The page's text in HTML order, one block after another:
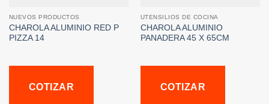
NUEVOS PRODUCTOS
CHAROLA ALUMINIO RED P
PIZZA 14
COTIZAR
UTENSILIOS DE COCINA
CHAROLA ALUMINIO
PANADERA 45 X 65CM
COTIZAR